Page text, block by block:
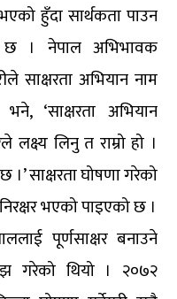
हुँदा सार्थकता पाउन
। नेपाल अभिभावक
साक्षरता अभियान नाम
‘साक्षरता अभियान
लक्ष्य लिनु त राम्रो हो ।
साक्षरता घोषणा गरेको
भएको पाइएको छ ।
पूर्णसाक्षर बनाउने
गरेको थियो । २०७२